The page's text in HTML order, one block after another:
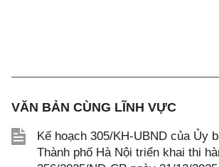
VĂN BẢN CÙNG LĨNH VỰC
Kế hoạch 305/KH-UBND của Ủy
Thành phố Hà Nội triển khai thi